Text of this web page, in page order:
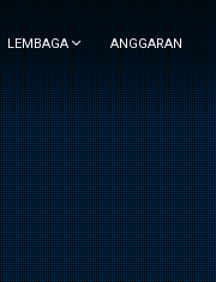
LEMBAGA ANGGARAN